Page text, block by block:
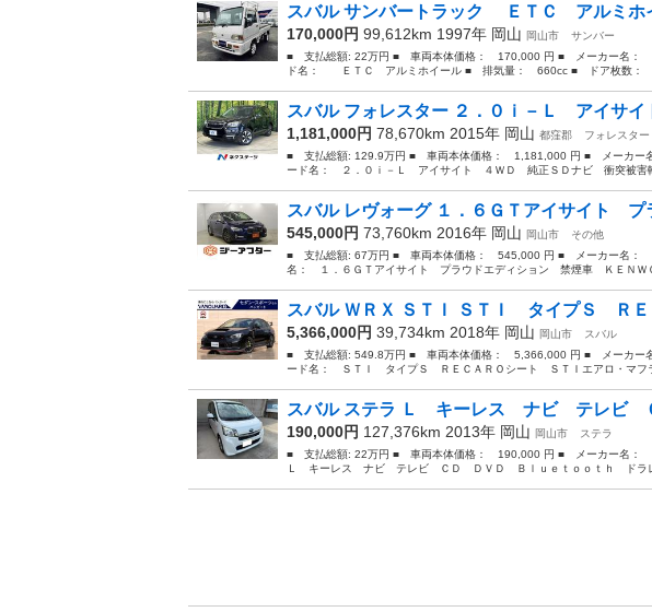
スバル サンバートラック ＥＴＣ アルミホ
170,000円 99,612km 1997年 岡山 岡山市
サンバー
■ 支払総額: 22万円 ■ 車両本体価格： 170,000 円 ■ メーカー名：
ド名： ＥＴＣ アルミホイール ■ 排気量： 660cc ■ ドア枚数：
スバル フォレスター ２．０ｉ－Ｌ アイサ
1,181,000円 78,670km 2015年 岡山 都窪郡
フォレスター
■ 支払総額: 129.9万円 ■ 車両本体価格： 1,181,000 円 ■ メーカ
ード名： ２．０ｉ－Ｌ アイサイト ４ＷＤ 純正ＳＤナビ 衝突被害
スバル レヴォーグ １．６ＧＴアイサイト
545,000円 73,760km 2016年 岡山 岡山市
その他
■ 支払総額: 67万円 ■ 車両本体価格： 545,000 円 ■ メーカー名
名： １．６ＧＴアイサイト プラウドエディション 禁煙車 ＫＥＮＷ
スバル ＷＲＸ ＳＴＩ ＳＴＩ タイプＳ Ｒ
5,366,000円 39,734km 2018年 岡山 岡山市
スバル
■ 支払総額: 549.8万円 ■ 車両本体価格： 5,366,000 円 ■ メーカ
ード名： ＳＴＩ タイプＳ ＲＥＣＡＲＯシート ＳＴＩエアロ・マフ
スバル ステラ Ｌ キーレス ナビ テレビ
190,000円 127,376km 2013年 岡山 岡山市
ステラ
■ 支払総額: 22万円 ■ 車両本体価格： 190,000 円 ■ メーカー名
Ｌ キーレス ナビ テレビ ＣＤ ＤＶＤ Ｂｌｕｅｔｏｏｔｈ ドラ